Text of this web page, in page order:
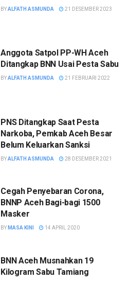
BYALFATH ASMUNDA 21 DESEMBER 2023
Anggota Satpol PP-WH Aceh
Ditangkap BNN Usai Pesta Sabu
BYALFATH ASMUNDA 21 FEBRUARI 2022
PNS Ditangkap Saat Pesta
Narkoba, Pemkab Aceh Besar
Belum Keluarkan Sanksi
BYALFATH ASMUNDA 28 DESEMBER 2021
Cegah Penyebaran Corona,
BNNP Aceh Bagi-bagi 1500
Masker
BY MASA KINI 14 APRIL 2020
BNN Aceh Musnahkan 19
Kilogram Sabu Tamiang